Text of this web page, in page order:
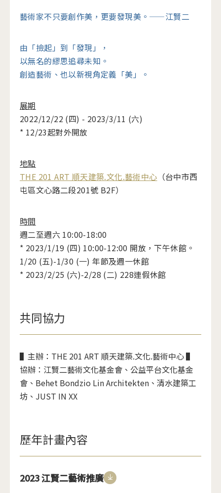
藝術家不只要創作美，更要發現美。——江賢二
由「撿起」到「發現」，
以無名的繆思追尋未知。
創造藝術、也以新視角定義「美」。
展期
2022/12/22 (四) - 2023/3/11 (六)
* 12/23起對外開放
地點
THE 201 ART 順天建築.文化.藝術中心 （台中市西
屯區文心路二段201號 B2F）
​時間
週二至週六 10:00-18:00
* 2023/1/19 (四) 10:00-12:00 開放，下午休館。
1/20 (五)-1/30 (一) 年節及週一休館
* 2023/2/25 (六)-2/28 (二) 228連假休館
共同協力
▌主辦：THE 201 ART 順天建築.文化.藝術中心 ▌
協辦：江賢二藝術文化基金會、公益平台文化基金
會、Behet Bondzio Lin Architekten、清水建築工
坊、JUST IN XX
歷年計畫內容
2023 江賢二藝術推廣